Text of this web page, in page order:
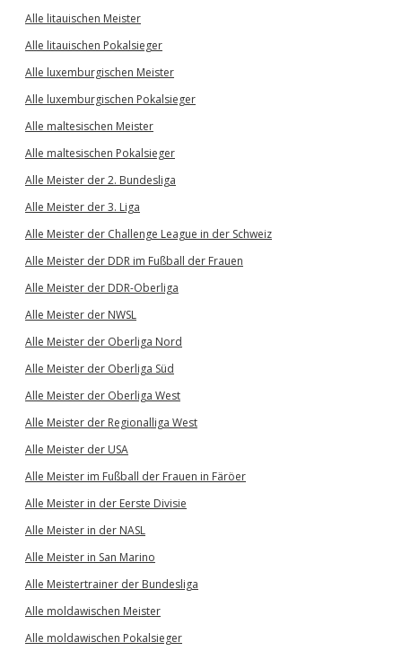
Alle litauischen Meister
Alle litauischen Pokalsieger
Alle luxemburgischen Meister
Alle luxemburgischen Pokalsieger
Alle maltesischen Meister
Alle maltesischen Pokalsieger
Alle Meister der 2. Bundesliga
Alle Meister der 3. Liga
Alle Meister der Challenge League in der Schweiz
Alle Meister der DDR im Fußball der Frauen
Alle Meister der DDR-Oberliga
Alle Meister der NWSL
Alle Meister der Oberliga Nord
Alle Meister der Oberliga Süd
Alle Meister der Oberliga West
Alle Meister der Regionalliga West
Alle Meister der USA
Alle Meister im Fußball der Frauen in Färöer
Alle Meister in der Eerste Divisie
Alle Meister in der NASL
Alle Meister in San Marino
Alle Meistertrainer der Bundesliga
Alle moldawischen Meister
Alle moldawischen Pokalsieger